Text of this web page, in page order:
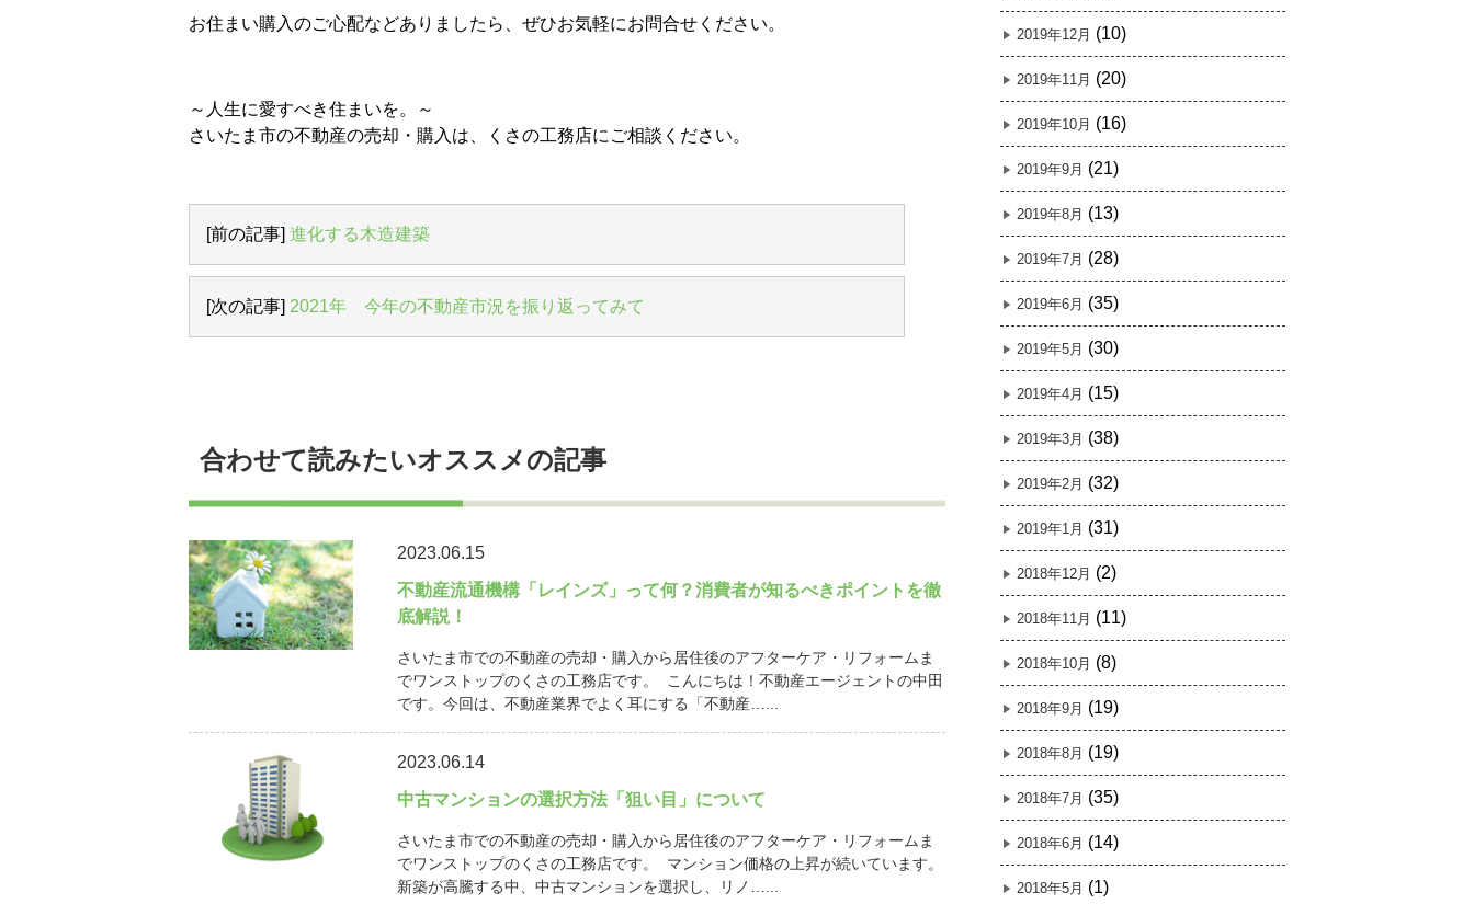
お住まい購入のご心配などありましたら、ぜひお気軽にお問合せください。
～人生に愛すべき住まいを。～
さいたま市の不動産の売却・購入は、くさの工務店にご相談ください。
[前の記事] 進化する木造建築
[次の記事] 2021年 今年の不動産市況を振り返ってみて
合わせて読みたいオススメの記事
2023.06.15
不動産流通機構「レインズ」って何？消費者が知るべきポイントを徹
底解説！
さいたま市での不動産の売却・購入から居住後のアフターケア・リフォームま
でワンストップのくさの工務店です。 こんにちは！不動産エージェントの中田
です。今回は、不動産業界でよく耳にする「不動産…...
2023.06.14
中古マンションの選択方法「狙い目」について
さいたま市での不動産の売却・購入から居住後のアフターケア・リフォームま
でワンストップのくさの工務店です。 マンション価格の上昇が続いています。
新築が高騰する中、中古マンションを選択し、リノ…...
2019年12月 (10)
2019年11月 (20)
2019年10月 (16)
2019年9月 (21)
2019年8月 (13)
2019年7月 (28)
2019年6月 (35)
2019年5月 (30)
2019年4月 (15)
2019年3月 (38)
2019年2月 (32)
2019年1月 (31)
2018年12月 (2)
2018年11月 (11)
2018年10月 (8)
2018年9月 (19)
2018年8月 (19)
2018年7月 (35)
2018年6月 (14)
2018年5月 (1)